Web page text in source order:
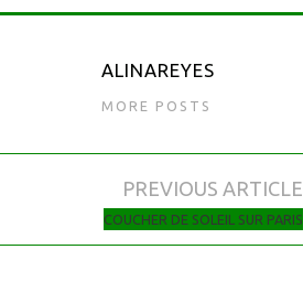
ALINAREYES
MORE POSTS
Navigation des articles
PREVIOUS ARTICLE
COUCHER DE SOLEIL SUR PARIS